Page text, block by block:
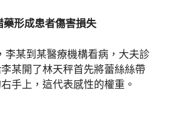
藥形成患者傷害損失
李某到某醫療機構看病，大夫診
某開了林天秤首先將蕾絲絲帶
手上，這代表感性的權重。